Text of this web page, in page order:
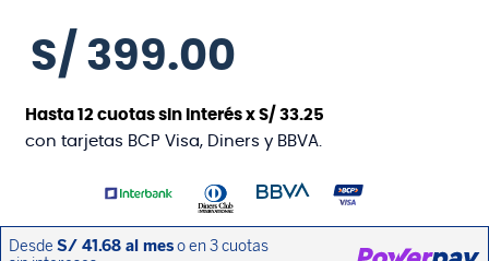
S/ 399.00
Hasta12 cuotas sin interés xS/ 33.25
con tarjetas BCP Visa, Diners y BBVA.